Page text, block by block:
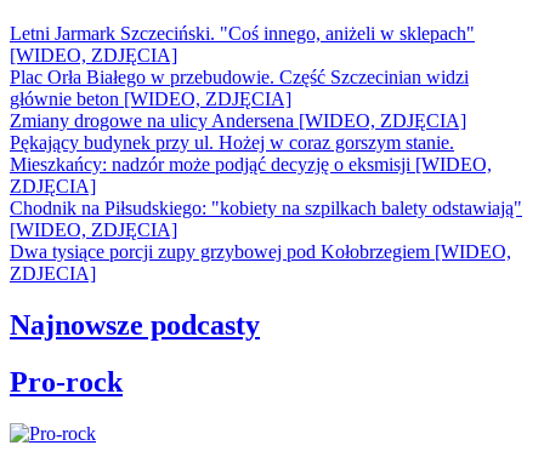
Letni Jarmark Szczeciński. "Coś innego, aniżeli w sklepach"
[WIDEO, ZDJĘCIA]
Plac Orła Białego w przebudowie. Część Szczecinian widzi
głównie beton [WIDEO, ZDJĘCIA]
Zmiany drogowe na ulicy Andersena [WIDEO, ZDJĘCIA]
Pękający budynek przy ul. Hożej w coraz gorszym stanie.
Mieszkańcy: nadzór może podjąć decyzję o eksmisji [WIDEO,
ZDJĘCIA]
Chodnik na Piłsudskiego: "kobiety na szpilkach balety odstawiają"
[WIDEO, ZDJĘCIA]
Dwa tysiące porcji zupy grzybowej pod Kołobrzegiem [WIDEO,
ZDJECIA]
Najnowsze podcasty
Pro-rock